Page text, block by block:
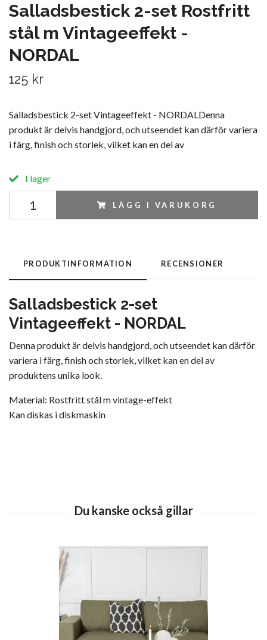
Salladsbestick 2-set Rostfritt
stål m Vintageeffekt -
NORDAL
125 kr
Salladsbestick 2-set Vintageeffekt - NORDALDenna
produkt är delvis handgjord, och utseendet kan därför variera
i färg, finish och storlek, vilket kan en del av
I lager
LÄGG I VARUKORG
PRODUKTINFORMATION RECENSIONER
Salladsbestick 2-set
Vintageeffekt - NORDAL
Denna produkt är delvis handgjord, och utseendet kan därför
variera i färg, finish och storlek, vilket kan en del av
produktens unika look.
Material: Rostfritt stål m vintage-effekt
Kan diskas i diskmaskin